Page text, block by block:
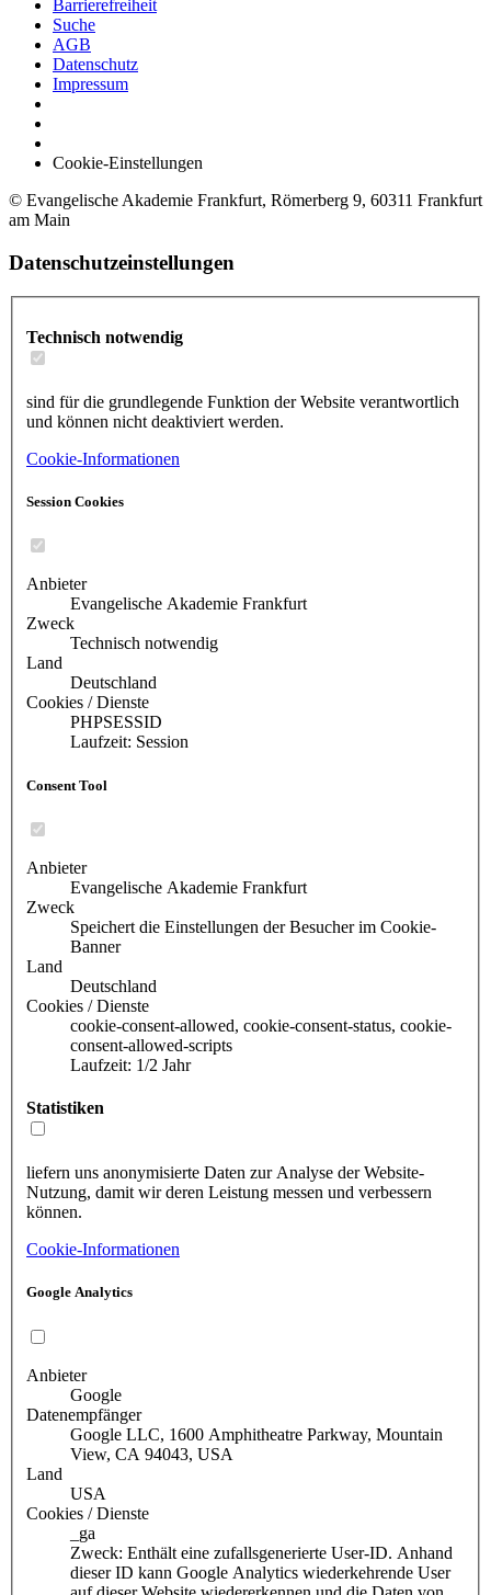
Barrierefreiheit
Suche
AGB
Datenschutz
Impressum
Cookie-Einstellungen
© Evangelische Akademie Frankfurt, Römerberg 9, 60311 Frankfurt
am Main
Datenschutzeinstellungen
Technisch notwendig
sind für die grundlegende Funktion der Website verantwortlich
und können nicht deaktiviert werden.
Cookie-Informationen
Session Cookies
Anbieter
Evangelische Akademie Frankfurt
Zweck
Technisch notwendig
Land
Deutschland
Cookies / Dienste
PHPSESSID
Laufzeit: Session
Consent Tool
Anbieter
Evangelische Akademie Frankfurt
Zweck
Speichert die Einstellungen der Besucher im Cookie-
Banner
Land
Deutschland
Cookies / Dienste
cookie-consent-allowed, cookie-consent-status, cookie-
consent-allowed-scripts
Laufzeit: 1/2 Jahr
Statistiken
liefern uns anonymisierte Daten zur Analyse der Website-
Nutzung, damit wir deren Leistung messen und verbessern
können.
Cookie-Informationen
Google Analytics
Anbieter
Google
Datenempfänger
Google LLC, 1600 Amphitheatre Parkway, Mountain
View, CA 94043, USA
Land
USA
Cookies / Dienste
_ga
Zweck: Enthält eine zufallsgenerierte User-ID. Anhand
dieser ID kann Google Analytics wiederkehrende User